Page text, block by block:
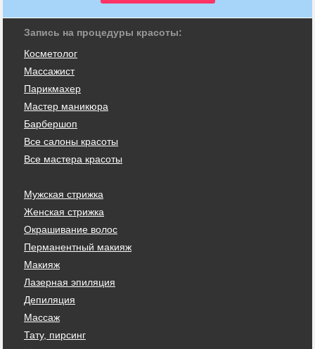
Запись на процедуры красоты:
Косметолог
Массажист
Парикмахер
Мастер маникюра
Барбершоп
Все салоны красоты
Все мастера красоты
Мужская стрижка
Женская стрижка
Окрашивание волос
Перманентный макияж
Макияж
Лазерная эпиляция
Депиляция
Массаж
Тату, пирсинг